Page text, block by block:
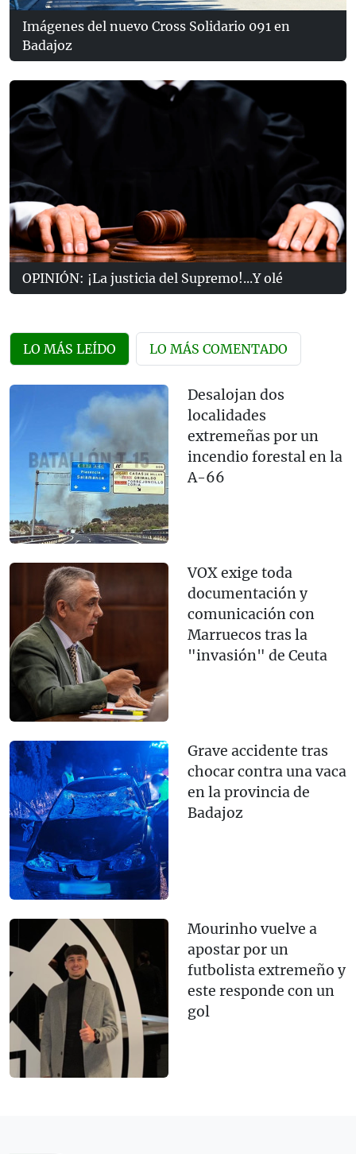
Imágenes del nuevo Cross Solidario 091 en
Badajoz
OPINIÓN: ¡La justicia del Supremo!...Y olé
LO MÁS LEÍDO LO MÁS COMENTADO
Desalojan dos
localidades
extremeñas por un
incendio forestal en la
A-66
VOX exige toda
documentación y
comunicación con
Marruecos tras la
"invasión" de Ceuta
Grave accidente tras
chocar contra una vaca
en la provincia de
Badajoz
Mourinho vuelve a
apostar por un
futbolista extremeño y
este responde con un
gol